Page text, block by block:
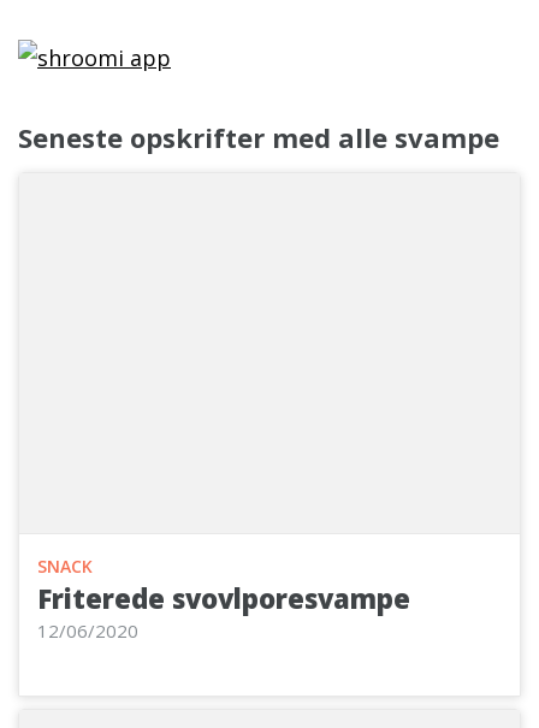
Seneste opskrifter med alle svampe
SNACK
Friterede svovlporesvampe
12/06/2020